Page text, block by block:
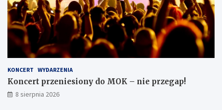
KONCERT WYDARZENIA
Koncert przeniesiony do MOK – nie przegap!
8 sierpnia 2026